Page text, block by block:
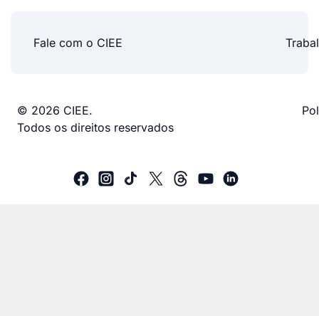
Fale com o CIEE
© 2026 CIEE.
Todos os direitos reservados